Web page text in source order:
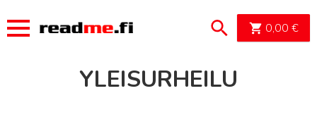
0,00 €
YLEISURHEILU